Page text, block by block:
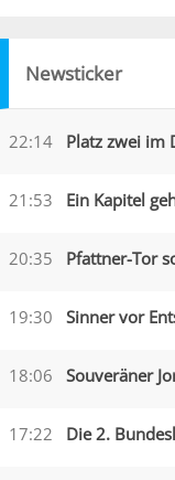
Newsticker
22:14
21:53
20:35
19:30
18:06 Souveräner
17:22